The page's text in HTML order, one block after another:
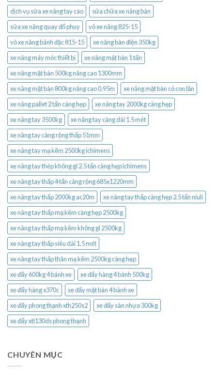
dịch vụ sửa xe nâng tay cao
sửa chữa xe nâng bàn
sửa xe nâng quay đổ phuy
vỏ xe nâng 825-15
vỏ xe nâng bánh đặc 815-15
xe nâng bàn điện 350kg
xe nâng máy móc thiết bị
xe nâng mặt bàn 1 tấn
xe nâng mặt bàn 500kg nâng cao 1300mm
xe nâng mặt bàn 800kg nâng cao 0.95m
xe nâng mặt bàn có con lăn
xe nâng pallet 2 tấn càng hẹp
xe nâng tay 2000kg càng hẹp
xe nâng tay 3500kg
xe nâng tay càng dài 1.5 mét
xe nâng tay càng rộng thấp 51mm
xe nâng tay mạ kẽm 2500kg ichimens
xe nâng tay thép không gỉ 2.5 tấn càng hẹp ichimens
xe nâng tay thấp 4 tấn càng rộng 685x1220mm
xe nâng tay thấp 2000kg ac20m
xe nâng tay thấp càng hẹp 2.5 tấn niuli
xe nâng tay thấp mạ kẽm càng hẹp 2500kg
xe nâng tay thấp mạ kẽm không gỉ 2500kg
xe nâng tay thấp siêu dài 1.5 mét
xe nâng tay thấp thân mạ kẽm 2500kg càng hẹp
xe đẩy 600kg 4 bánh xe
xe đẩy hàng 4 bánh 500kg
xe đẩy hàng x370c
xe đẩy mặt bàn 4 bánh xe
xe đẩy phong thạnh xth250s2
xe đẩy sàn nhựa 300kg
xe đẩy xtl130ds phong thạnh
CHUYÊN MỤC